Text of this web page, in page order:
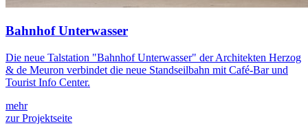
Bahnhof Unterwasser
Die neue Talstation "Bahnhof Unterwasser" der Architekten Herzog
& de Meuron verbindet die neue Standseilbahn mit Café-Bar und
Tourist Info Center.
mehr
zur Projektseite